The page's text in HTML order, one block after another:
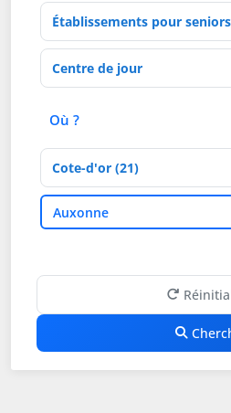
Type d'établissement
Activités de soins
Où ?
Département
VilleAuxonne